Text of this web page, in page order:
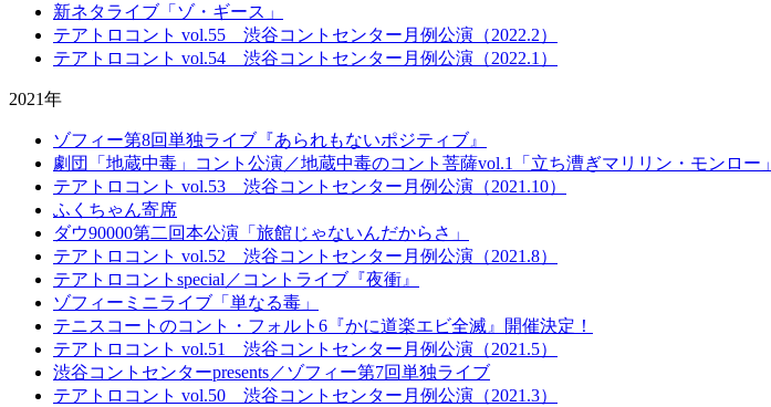
新ネタライブ「ゾ・ギース」
テアトロコント vol.55 渋谷コントセンター月例公演（2022.2）
テアトロコント vol.54 渋谷コントセンター月例公演（2022.1）
2021年
ゾフィー第8回単独ライブ『あられもないポジティブ』
劇団「地蔵中毒」コント公演／地蔵中毒のコント菩薩vol.1「立ち漕ぎマリリン・モンロー」
テアトロコント vol.53 渋谷コントセンター月例公演（2021.10）
ふくちゃん寄席
ダウ90000第二回本公演「旅館じゃないんだからさ」
テアトロコント vol.52 渋谷コントセンター月例公演（2021.8）
テアトロコントspecial／コントライブ『夜衝』
ゾフィーミニライブ「単なる毒」
テニスコートのコント・フォルト6『かに道楽エビ全滅』開催決定！
テアトロコント vol.51 渋谷コントセンター月例公演（2021.5）
渋谷コントセンターpresents／ゾフィー第7回単独ライブ
テアトロコント vol.50 渋谷コントセンター月例公演（2021.3）